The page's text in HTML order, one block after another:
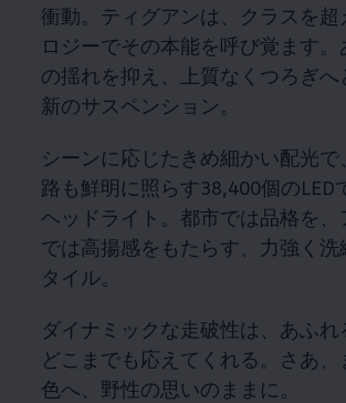
衝動。​ティグアンは、クラスを超
ロジーでその本能を呼び覚ます。​
の揺れを抑え、上質なくつろぎへ
新のサスペンション。​
シーンに応じたきめ細かい配光で
路も鮮明に照らす38,400個のLED
ヘッドライト。​都市では品格を、
では高揚感をもたらす、力強く洗
タイル。​
ダイナミックな走破性は、あふれ
どこまでも応えてくれる。​さあ、
色へ、野性の思いのままに。​